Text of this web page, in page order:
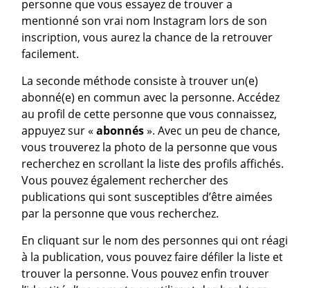
personne que vous essayez de trouver a
mentionné son vrai nom Instagram lors de son
inscription, vous aurez la chance de la retrouver
facilement.
La seconde méthode consiste à trouver un(e)
abonné(e) en commun avec la personne. Accédez
au profil de cette personne que vous connaissez,
appuyez sur « abonnés». Avec un peu de chance,
vous trouverez la photo de la personne que vous
recherchez en scrollant la liste des profils affichés.
Vous pouvez également rechercher des
publications qui sont susceptibles d’être aimées
par la personne que vous recherchez.
En cliquant sur le nom des personnes qui ont réagi
à la publication, vous pouvez faire défiler la liste et
trouver la personne. Vous pouvez enfin trouver